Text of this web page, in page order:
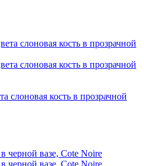
слоновая кость в прозрачной